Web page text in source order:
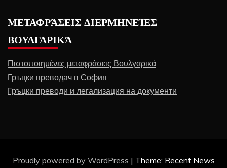
ΜΕΤΑΦΡΆΣΕΙΣ ΔΙΕΡΜΗΝΕΊΕΣ
ΒΟΥΛΓΑΡΙΚΆ
Πιστοποιημένες μεταφράσεις Βουλγαρικά
Гръцки преводач в София
Гръцки преводи и легализация на документи
Proudly powered by WordPress | Theme: Recent News